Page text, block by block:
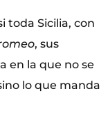
toda Sicilia, con
, sus
en la que no se
lo que manda